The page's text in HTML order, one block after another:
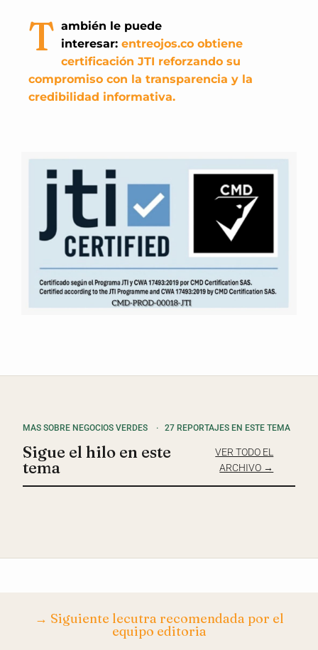
T ambién le puede
interesar: entreojos.co obtiene
certificación JTI reforzando su
compromiso con la transparencia y la
credibilidad informativa.
MAS SOBRE NEGOCIOS VERDES · 27 REPORTAJES EN ESTE TEMA
Sigue el hilo en este
tema
VER TODO EL
ARCHIVO →
→ Siguiente lecutra recomendada por el
equipo editoria